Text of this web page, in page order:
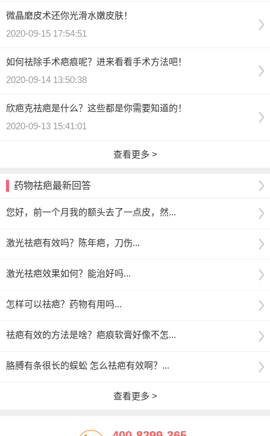
微晶磨皮术还你光滑水嫩皮肤！
2020-09-15 17:54:51
如何祛除手术疤痕呢？进来看看手术方法吧！
2020-09-14 13:50:38
欣疤克祛疤是什么？这些都是你需要知道的！
2020-09-13 15:41:01
查看更多 >
药物祛疤最新回答
您好，前一个月我的额头去了一点皮，然...
激光祛疤有效吗？陈年疤，刀伤...
激光祛疤效果如何？能治好吗...
怎样可以祛疤？药物有用吗...
祛疤有效的方法是啥？疤痕软膏好像不怎...
胳膊有条很长的蜈蚣 怎么祛疤有效啊？...
查看更多 >